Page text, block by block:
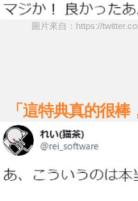
圖片來自：https://
「這特典真的很